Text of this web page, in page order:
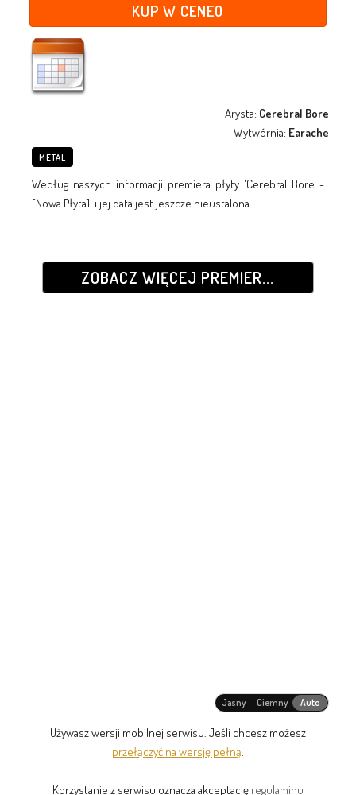
KUP W CENEO
Arysta: Cerebral Bore
Wytwórnia: Earache
METAL
Według naszych informacji premiera płyty 'Cerebral Bore -
[Nowa Płyta]' i jej data jest jeszcze nieustalona.
ZOBACZ WIĘCEJ PREMIER...
Jasny Ciemny Auto
Używasz wersji mobilnej serwisu. Jeśli chcesz możesz
przełączyć na wersję pełną
Korzystanie z serwisu oznacza akceptację regulaminu